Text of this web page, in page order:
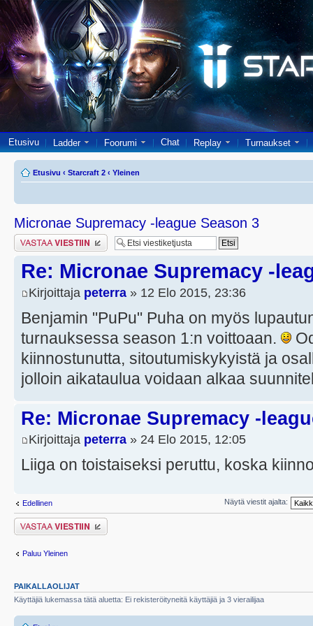
Etusivu Ladder Foorumi Chat Replay Turnaukset
Etusivu ‹ Starcraft 2 ‹ Yleinen
Micronae Supremacy -league Season 3
Lähetä vastaus
Re: Micronae Supremacy -
Kirjoittaja peterra » 12 Elo 2015, 23:36
Benjamin "PuPu" Puha on myös
turnauksessa season 1:n voittoaan.
kiinnostunutta, sitoutumiskykyistä ja
jolloin aikataulua voidaan alkaa
Re: Micronae Supremacy -
Kirjoittaja peterra » 24 Elo 2015, 12:05
Liiga on toistaiseksi peruttu, koska
Edellinen Näytä viestit ajalta:
Lähetä vastaus
Paluu Yleinen
PAIKALLAOLIJAT
Käyttäjiä lukemassa tätä aluetta: Ei rekisteröityneitä käyttäjiä ja 3 vierailijaa